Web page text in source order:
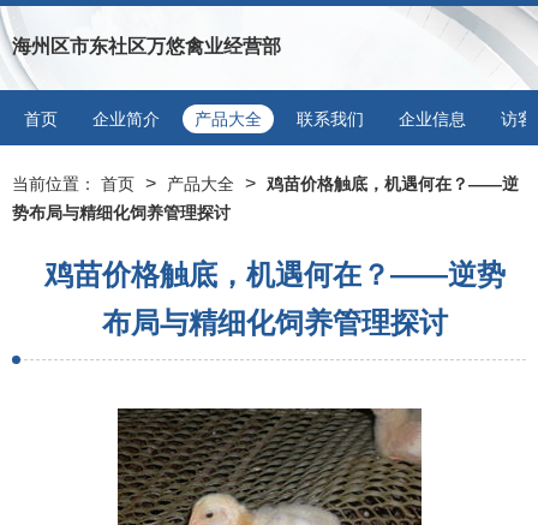
海州区市东社区万悠禽业经营部
首页 企业简介 产品大全 联系我们 企业信息 访客
当前位置： 首页 > 产品大全 > 鸡苗价格触底，机遇何在？——逆
势布局与精细化饲养管理探讨
鸡苗价格触底，机遇何在？——逆势
布局与精细化饲养管理探讨